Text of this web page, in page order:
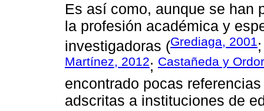
Es así como, aunque se han
la profesión académica y
investigadoras (Grediaga, 2001
Martínez, 2012; Castañeda y
encontrado pocas
adscritas a instituciones de